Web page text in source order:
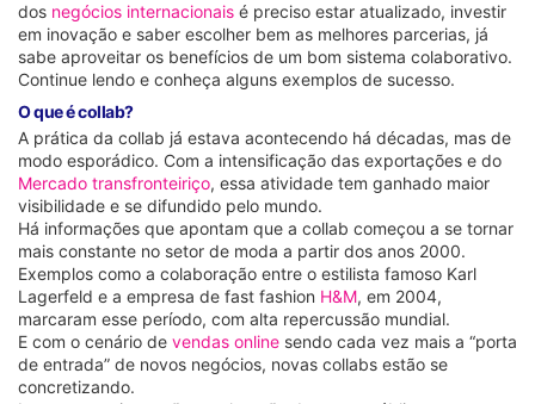
dos negócios internacionais é preciso estar atualizado, investir
em inovação e saber escolher bem as melhores parcerias, já
sabe aproveitar os benefícios de um bom sistema colaborativo.
Continue lendo e conheça alguns exemplos de sucesso.
O que é collab?
A prática da collab já estava acontecendo há décadas, mas de
modo esporádico. Com a intensificação das exportações e do
Mercado transfronteiriço, essa atividade tem ganhado maior
visibilidade e se difundido pelo mundo.
Há informações que apontam que a collab começou a se tornar
mais constante no setor de moda a partir dos anos 2000.
Exemplos como a colaboração entre o estilista famoso Karl
Lagerfeld e a empresa de fast fashion H&M, em 2004,
marcaram esse período, com alta repercussão mundial.
E com o cenário de vendas online sendo cada vez mais a “porta
de entrada” de novos negócios, novas collabs estão se
concretizando.